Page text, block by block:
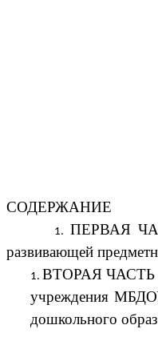
СОДЕРЖАНИЕ
ПЕРВАЯ
развивающей
ВТОРАЯ ЧАСТЬ
учреждения
дошкольного